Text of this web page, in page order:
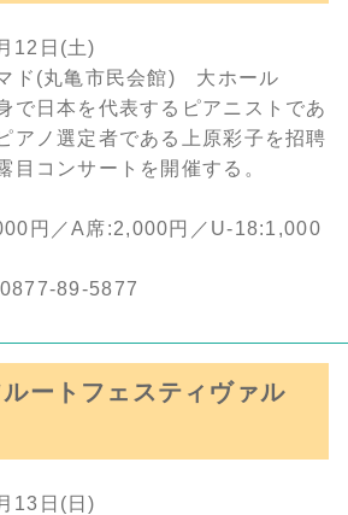
12日(土)
ド(丸亀市民会館) 大ホール
で日本を代表するピアニストであ
アノ選定者である上原彩子を招聘
目コンサートを開催する。
円／A席:2,000円／U-18:1,000
89-5877
ートフェスティヴァル
13日(日)